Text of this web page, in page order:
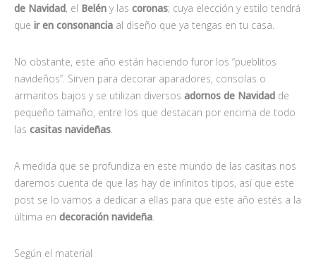
de Navidad, el Belén y las coronas; cuya elección y estilo tendrá
que ir en consonancia al diseño que ya tengas en tu casa.
No obstante, este año están haciendo furor los “pueblitos
navideños”. Sirven para decorar aparadores, consolas o
armaritos bajos y se utilizan diversos adornos de Navidad de
pequeño tamaño, entre los que destacan por encima de todo
las casitas navideñas.
A medida que se profundiza en este mundo de las casitas nos
daremos cuenta de que las hay de infinitos tipos, así que este
post se lo vamos a dedicar a ellas para que este año estés a la
última en decoración navideña.
Según el material